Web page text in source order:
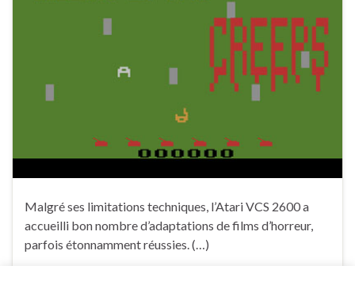
Malgré ses limitations techniques, l’Atari VCS 2600 a
accueilli bon nombre d’adaptations de films d’horreur,
parfois étonnamment réussies. (…)